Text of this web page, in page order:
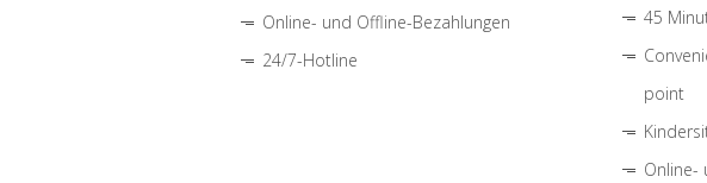
Online- und Offline-Bezahlungen
24/7-Hotline
45
point
Online-